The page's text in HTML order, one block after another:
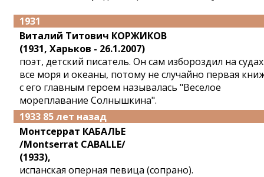
1931
Виталий Титович КОРЖИКОВ
(1931, Харьков - 26.1.2007)
поэт, детский писатель. Он сам избороздил на судах
все моря и океаны, потому не случайно первая
с его главным героем называлась "Веселое
мореплавание Солнышкина".
1933 85 лет назад
Монтсеррат КАБАЛЬЕ
/Montserrat CABALLE/
(1933),
испанская оперная певица (сопрано).